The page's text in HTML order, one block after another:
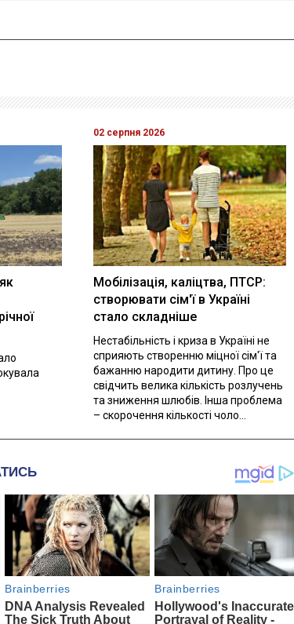
02 серпня 2026
Мобілізація, каліцтва, ПТСР:
створювати сім'ї в Україні
стало складніше
Нестабільність і криза в Україні не
сприяють створенню міцної сім'ї та
бажанню народити дитину. Про це
свідчить велика кількість розлучень
та зниження шлюбів. Інша проблема
– скорочення кількості чоло...